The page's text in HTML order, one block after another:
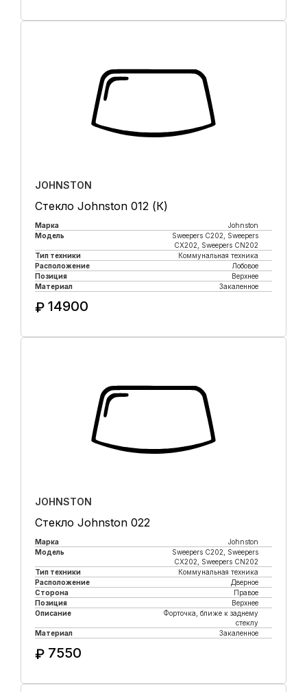
JOHNSTON
Стекло Johnston 012 (К)
Марка
Johnston
Модель
Sweepers C202, Sweepers
CX202, Sweepers CN202
Тип техники
Коммунальная техника
Расположение
Лобовое
Позиция
Верхнее
Материал
Закаленное
₽ 14900
JOHNSTON
Стекло Johnston 022
Марка
Johnston
Модель
Sweepers C202, Sweepers
CX202, Sweepers CN202
Тип техники
Коммунальная техника
Расположение
Дверное
Сторона
Правое
Позиция
Верхнее
Описание
Форточка, ближе к заднему
стеклу
Материал
Закаленное
₽ 7550